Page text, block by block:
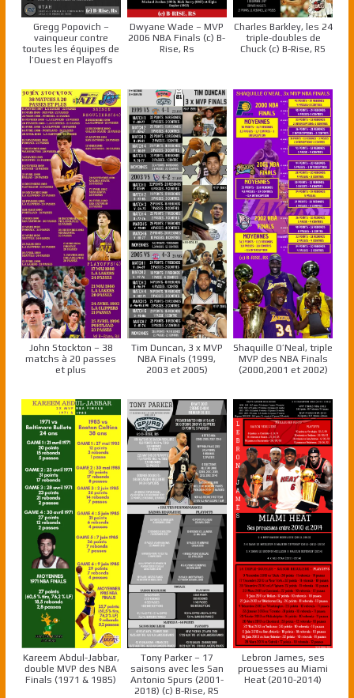
Gregg Popovich –
vainqueur contre
toutes les équipes de
l’Ouest en Playoffs
Dwyane Wade – MVP
2006 NBA Finals (c) B-
Rise, Rs
Charles Barkley, les 24
triple-doubles de
Chuck (c) B-Rise, RS
John Stockton – 38
matchs à 20 passes
et plus
Tim Duncan, 3 x MVP
NBA Finals (1999,
2003 et 2005)
Shaquille O’Neal, triple
MVP des NBA Finals
(2000,2001 et 2002)
Kareem Abdul-Jabbar,
double MVP des NBA
Finals (1971 & 1985)
Tony Parker – 17
saisons avec les San
Antonio Spurs (2001-
2018) (c) B-Rise, RS
Lebron James, ses
prouesses au Miami
Heat (2010-2014)